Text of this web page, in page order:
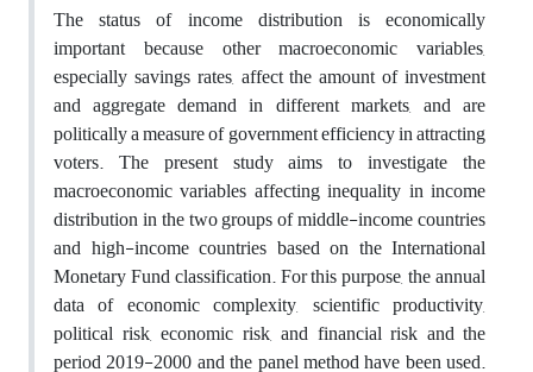
The status of income distribution is economically
important because other macroeconomic variables,
especially savings rates, affect the amount of investment
and aggregate demand in different markets, and are
politically a measure of government efficiency in attracting
voters. The present study aims to investigate the
macroeconomic variables affecting inequality in income
distribution in the two groups of middle-income countries
and high-income countries based on the International
Monetary Fund classification. For this purpose, the annual
data of economic complexity, scientific productivity,
political risk, economic risk, and financial risk and the
period 2019-2000 and the panel method have been used.